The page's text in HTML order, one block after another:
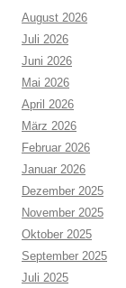
August 2026
Juli 2026
Juni 2026
Mai 2026
April 2026
März 2026
Februar 2026
Januar 2026
Dezember 2025
November 2025
Oktober 2025
September 2025
Juli 2025